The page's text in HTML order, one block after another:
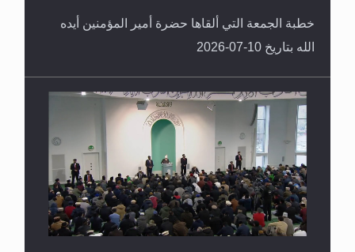
خطبة الجمعة التي ألقاها حضرة أمير المؤمنين أيده
الله بتاريخ 10-07-2026